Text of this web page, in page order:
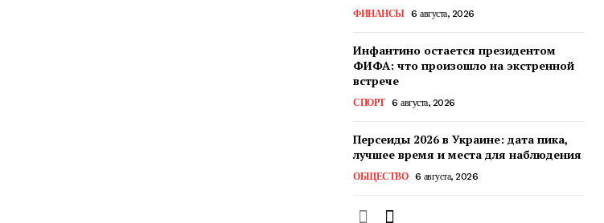
ФИНАНСЫ 6 августа, 2026
Инфантино остается президентом
ФИФА: что произошло на экстренной
встрече
СПОРТ 6 августа, 2026
Персеиды 2026 в Украине: дата пика,
лучшее время и места для наблюдения
ОБЩЕСТВО 6 августа, 2026